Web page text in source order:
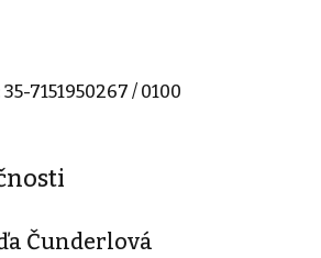
35-7151950267 / 0100
Čunderlová